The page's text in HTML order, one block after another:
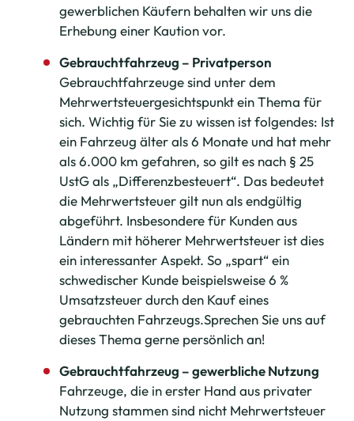
gewerblichen Käufern behalten wir uns die
Erhebung einer Kaution vor.
Gebrauchtfahrzeug – Privatperson
Gebrauchtfahrzeuge sind unter dem
Mehrwertsteuergesichtspunkt ein Thema für
sich. Wichtig für Sie zu wissen ist folgendes: Ist
ein Fahrzeug älter als 6 Monate und hat mehr
als 6.000 km gefahren, so gilt es nach § 25
UstG als „Differenzbesteuert“. Das bedeutet
die Mehrwertsteuer gilt nun als endgültig
abgeführt. Insbesondere für Kunden aus
Ländern mit höherer Mehrwertsteuer ist dies
ein interessanter Aspekt. So „spart“ ein
schwedischer Kunde beispielsweise 6 %
Umsatzsteuer durch den Kauf eines
gebrauchten Fahrzeugs.Sprechen Sie uns auf
dieses Thema gerne persönlich an!
Gebrauchtfahrzeug – gewerbliche Nutzung
Fahrzeuge, die in erster Hand aus privater
Nutzung stammen sind nicht Mehrwertsteuer